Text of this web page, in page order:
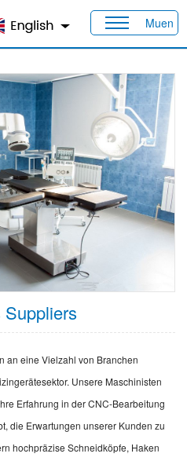
Muen
> Medizinisch
an eine Vielzahl von Branchen
Unsere Maschinisten
Erfahrung in der CNC-Bearbeitung
die Erwartungen unserer Kunden zu
hochpräzise Schneidköpfe, Haken